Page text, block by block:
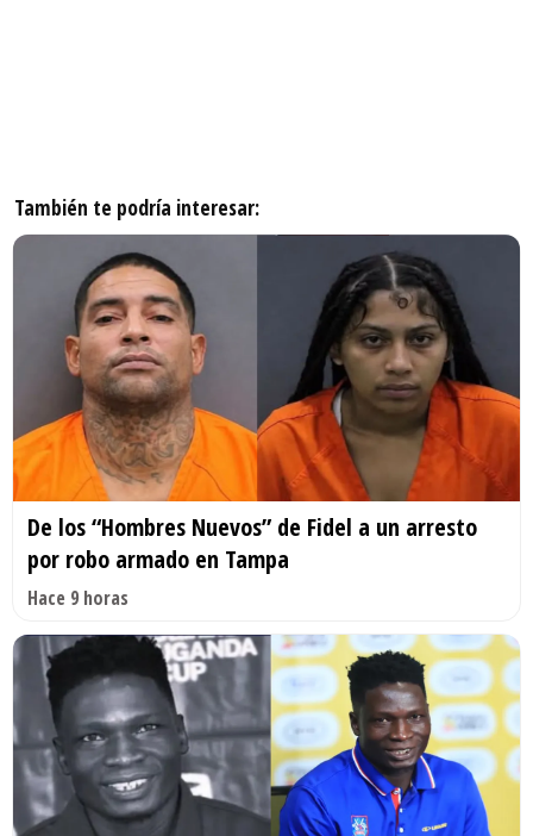
También te podría interesar:
De los “Hombres Nuevos” de Fidel a un arresto
por robo armado en Tampa
Hace 9 horas